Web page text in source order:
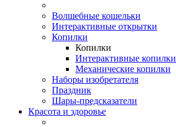
Волшебные кошельки
Интерактивные открытки
Копилки
Копилки
Интерактивные копилки
Механические копилки
Наборы изобретателя
Праздник
Шары-предсказатели
Красота и здоровье